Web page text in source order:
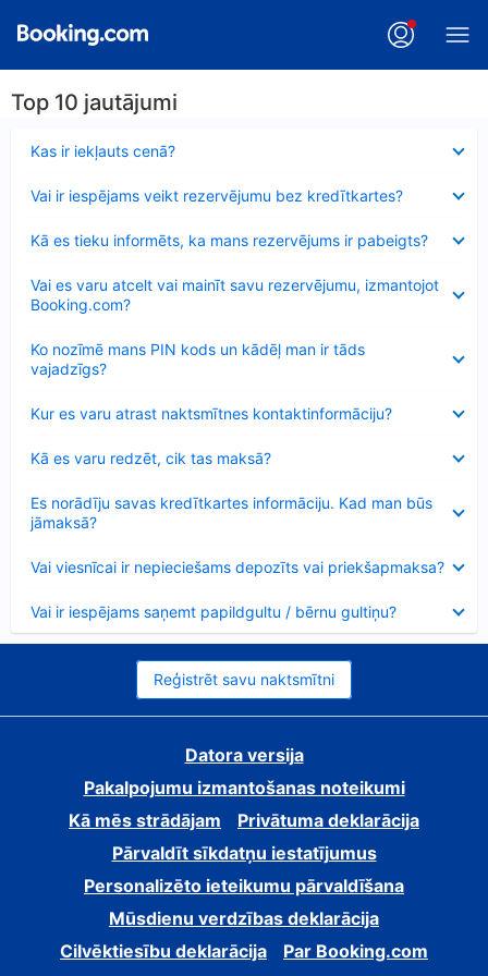
Top 10 jautājumi
Kas ir iekļauts cenā?
Vai ir iespējams veikt rezervējumu bez kredītkartes?
Kā es tieku informēts, ka mans rezervējums ir pabeigts?
Vai es varu atcelt vai mainīt savu rezervējumu, izmantojot
Booking.com?
Ko nozīmē mans PIN kods un kādēļ man ir tāds
vajadzīgs?
Kur es varu atrast naktsmītnes kontaktinformāciju?
Kā es varu redzēt, cik tas maksā?
Es norādīju savas kredītkartes informāciju. Kad man būs
jāmaksā?
Vai viesnīcai ir nepieciešams depozīts vai priekšapmaksa?
Vai ir iespējams saņemt papildgultu / bērnu gultiņu?
Reģistrēt savu naktsmītni
Datora versija
Pakalpojumu izmantošanas noteikumi
Kā mēs strādājam
Privātuma deklarācija
Pārvaldīt sīkdatņu iestatījumus
Personalizēto ieteikumu pārvaldīšana
Mūsdienu verdzības deklarācija
Cilvēktiesību deklarācija
Par Booking.com